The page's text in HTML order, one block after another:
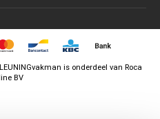
is onderdeel van Roca
BV